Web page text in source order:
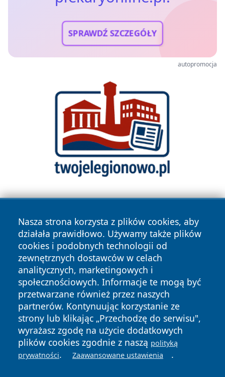
SPRAWDŹ SZCZEGÓŁY
autopromocja
Nasza strona korzysta z plików cookies, aby
działała prawidłowo. Używamy także plików
cookies i podobnych technologii od
zewnętrznych dostawców w celach
analitycznych, marketingowych i
społecznościowych. Informacje te mogą być
przetwarzane również przez naszych
partnerów. Kontynuując korzystanie ze
strony lub klikając „Przechodzę do serwisu",
wyrażasz zgodę na użycie dodatkowych
plików cookies zgodnie z naszą polityką
prywatności. Zaawansowane ustawienia .
Copyright © 2026 piekaryonline.pl Wszystkie prawa
zastrzeżone.
News Autorzy
Polityka
Prywatności
Polityka
Cookies